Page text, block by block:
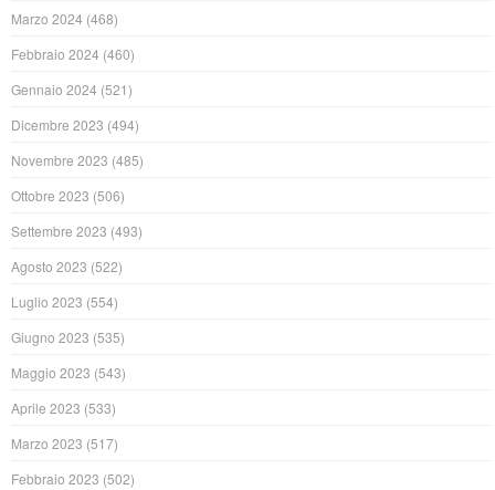
Marzo 2024 (468)
Febbraio 2024 (460)
Gennaio 2024 (521)
Dicembre 2023 (494)
Novembre 2023 (485)
Ottobre 2023 (506)
Settembre 2023 (493)
Agosto 2023 (522)
Luglio 2023 (554)
Giugno 2023 (535)
Maggio 2023 (543)
Aprile 2023 (533)
Marzo 2023 (517)
Febbraio 2023 (502)